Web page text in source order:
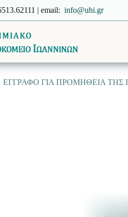
| email: info@uhi.gr
EΓΓΡΑΦΟ ΓΙΑ ΠΡΟΜΗΘΕΙΑ ΤΗΣ